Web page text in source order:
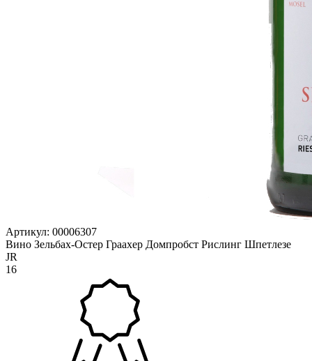
Артикул: 00006307
Вино Зельбах-Остер Граахер Домпробст Рислинг Шпетлезе
JR
16